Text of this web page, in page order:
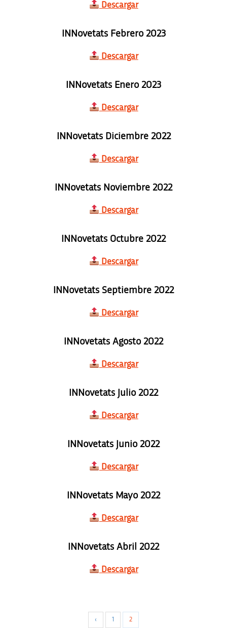
Descargar
INNovetats Febrero 2023
Descargar
INNovetats Enero 2023
Descargar
INNovetats Diciembre 2022
Descargar
INNovetats Noviembre 2022
Descargar
INNovetats Octubre 2022
Descargar
INNovetats Septiembre 2022
Descargar
INNovetats Agosto 2022
Descargar
INNovetats Julio 2022
Descargar
INNovetats Junio 2022
Descargar
INNovetats Mayo 2022
Descargar
INNovetats Abril 2022
Descargar
‹ 1 2